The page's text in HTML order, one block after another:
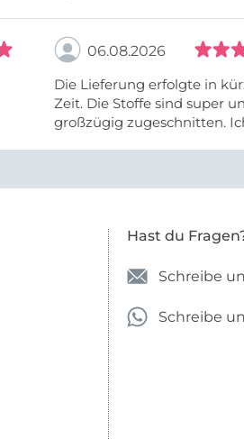
06.08.2026
Die Lieferung erfolgte in
Zeit. Die Stoffe sind super und
großzügig zugeschnitten.
Hast du
Schreibe
Schreibe